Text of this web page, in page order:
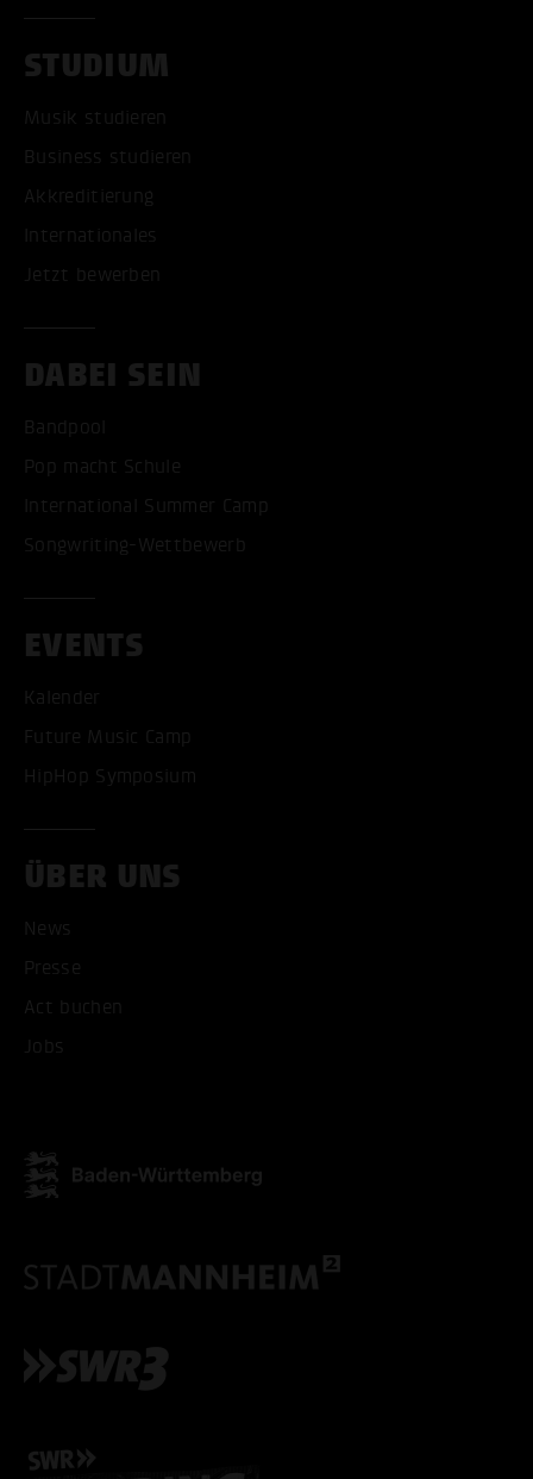
STUDIUM
Musik studieren
Business studieren
Akkreditierung
Internationales
Jetzt bewerben
DABEI SEIN
Bandpool
Pop macht Schule
International Summer Camp
Songwriting-Wettbewerb
EVENTS
Kalender
Future Music Camp
HipHop Symposium
ÜBER UNS
News
Presse
Act buchen
Jobs